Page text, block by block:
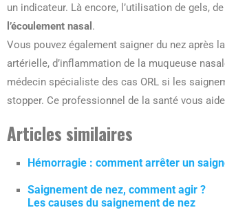
un indicateur. Là encore, l’utilisation de gels,
l’écoulement nasal .
Vous pouvez également saigner du nez après
artérielle, d’inflammation de la muqueuse
médecin spécialiste des cas ORL si les
stopper. Ce professionnel de la santé vous
Articles similaires
Hémorragie : comment arrêter un
Saignement de nez, comment agir ?
Les causes du saignement de nez